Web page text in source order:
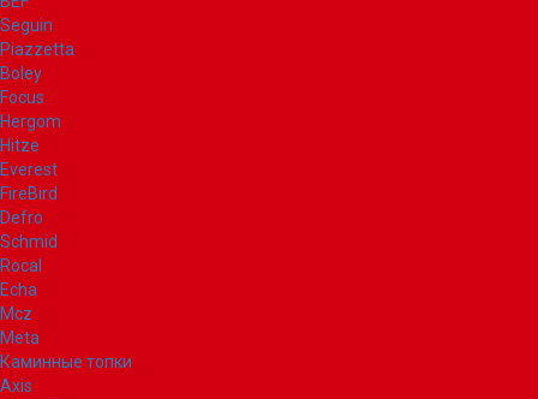
Seguin
Piazzetta
Boley
Focus
Hergom
Hitze
Everest
FireBird
Defro
Schmid
Rocal
Echa
Mcz
Meta
Каминные топки
Axis